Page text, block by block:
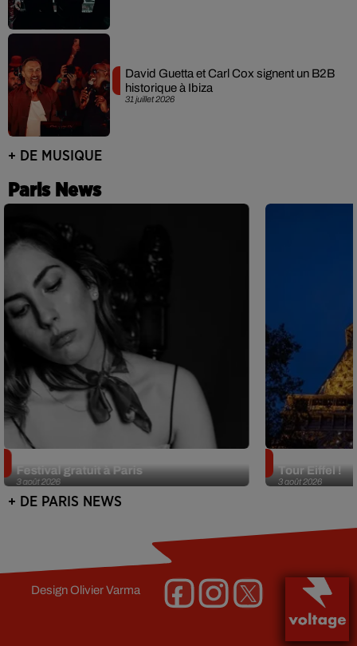
31 juillet 2026
David Guetta et Carl Cox signent un B2B
historique à Ibiza
+ DE MUSIQUE
Paris News
3 août 2026
Festival gratuit à Paris
3 août 2026
Tour Eiffel !
+ DE PARIS NEWS
DesignOlivier Varma